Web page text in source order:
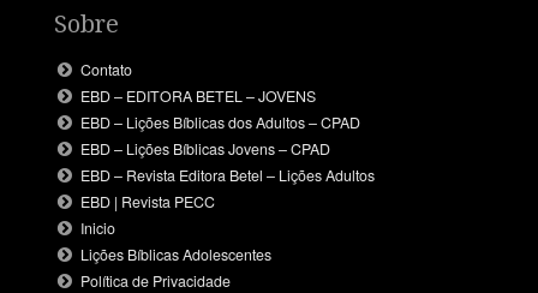
Sobre
Contato
EBD – EDITORA BETEL – JOVENS
EBD – Lições Bíblicas dos Adultos – CPAD
EBD – Lições Bíblicas Jovens – CPAD
EBD – Revista Editora Betel – Lições Adultos
EBD | Revista PECC
Inicio
Lições Bíblicas Adolescentes
Política de Privacidade